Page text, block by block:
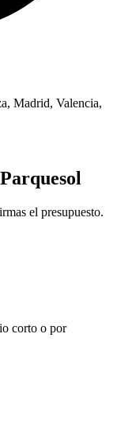
Madrid, Valencia,
el presupuesto.
corto o por